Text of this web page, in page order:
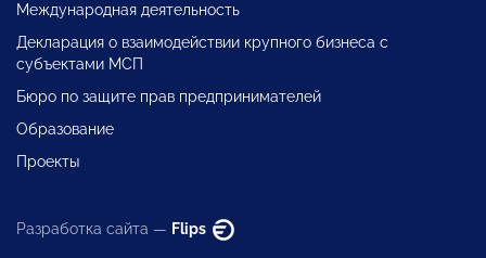
Международная деятельность
Декларация о взаимодействии крупного бизнеса с
субъектами МСП
Бюро по защите прав предпринимателей
Образование
Проекты
Разработка сайта — Flips